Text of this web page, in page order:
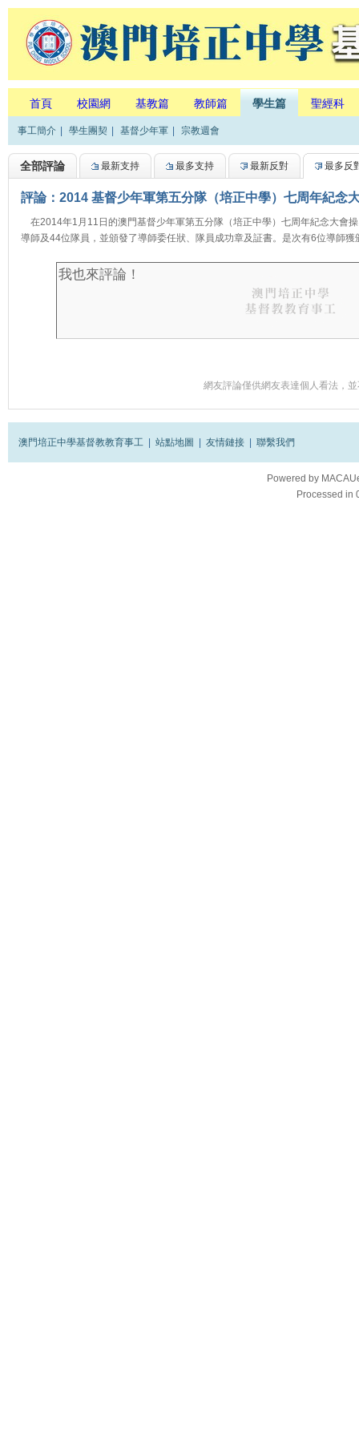
首頁 校園網 基教篇 教師篇 學生篇 聖經科
事工簡介 學生團契 基督少年軍 宗教週會
全部評論 最新支持 最多支持 最新反對 最多反
評論：2014 基督少年軍第五分隊（培正中學）七周年紀念
在2014年1月11日的澳門基督少年軍第五分隊（培正中學）七周年紀念大會
導師及44位隊員，並頒發了導師委任狀、隊員成功章及証書。是次有6位導師獲
網友評論僅供網友表達個人看法，
澳門培正中學基督教教育事工 站點地圖 友情鏈接 聯繫我們
Powered by
Processed in